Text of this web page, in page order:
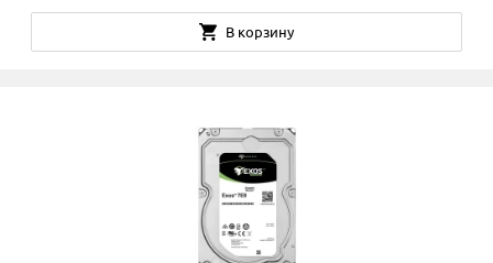
В корзину